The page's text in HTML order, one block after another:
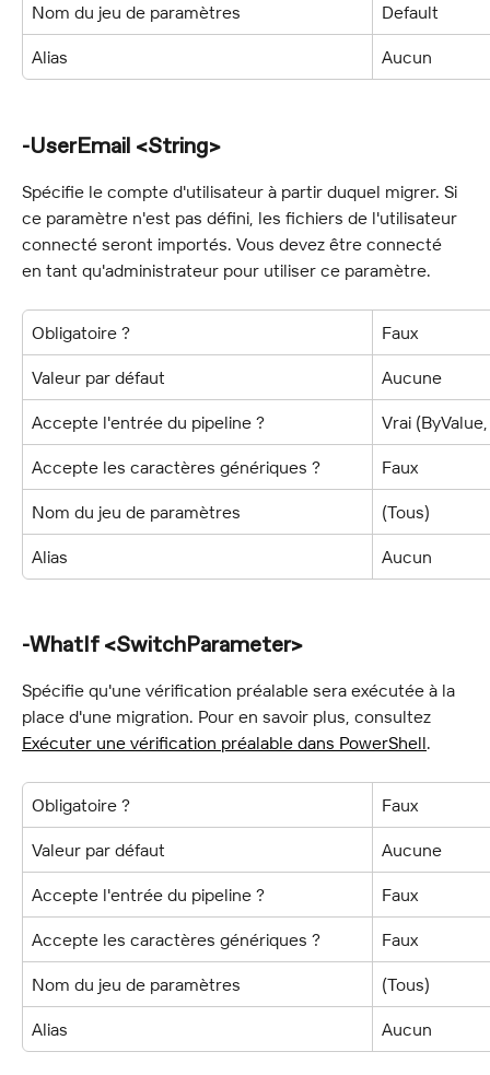
Nom du jeu de paramètres Default
Alias Aucun
-UserEmail <String>
Spécifie le compte d'utilisateur à partir duquel migrer. Si
ce paramètre n'est pas défini, les fichiers de l'utilisateur
connecté seront importés. Vous devez être connecté
en tant qu'administrateur pour utiliser ce paramètre.
Obligatoire ? Faux
Valeur par défaut Aucune
Accepte l'entrée du pipeline ? Vrai
Accepte les caractères génériques ? Faux
Nom du jeu de paramètres (Tous)
Alias Aucun
-WhatIf <SwitchParameter>
Spécifie qu'une vérification préalable sera exécutée à la
place d'une migration. Pour en savoir plus, consultez
Exécuter une vérification préalable dans PowerShell.
Obligatoire ? Faux
Valeur par défaut Aucune
Accepte l'entrée du pipeline ? Faux
Accepte les caractères génériques ? Faux
Nom du jeu de paramètres (Tous)
Alias Aucun